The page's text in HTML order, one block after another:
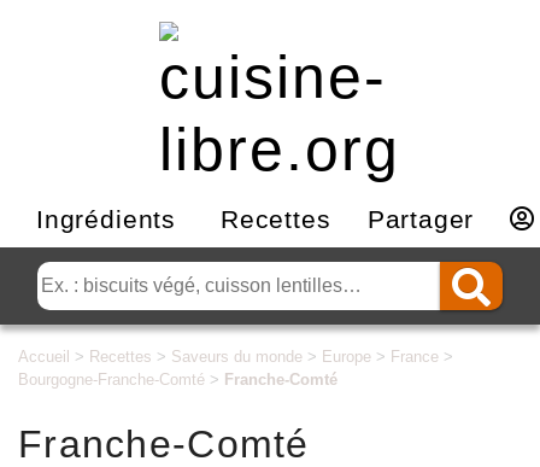
Ingrédients Recettes Partager
Accueil > Recettes > Saveurs du monde > Europe > France >
Bourgogne-Franche-Comté > Franche-Comté
Franche-Comté